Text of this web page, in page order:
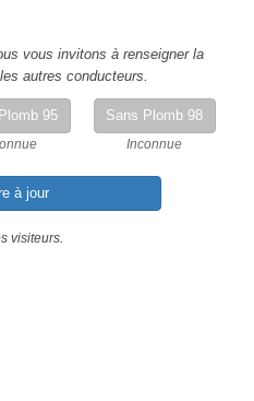
vous invitons à renseigner la
autres conducteurs.
95 Sans Plomb 98
Inconnue
à jour
visiteurs.